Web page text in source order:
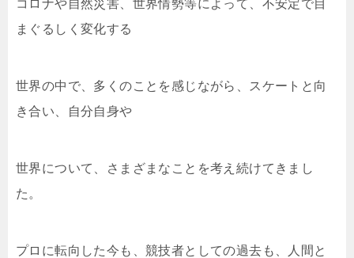
コロナや自然災害、世界情勢等によって、不安定で目
まぐるしく変化する
世界の中で、多くのことを感じながら、スケートと向
き合い、自分自身や
世界について、さまざまなことを考え続けてきまし
た。
プロに転向した今も、競技者としての過去も、人間と